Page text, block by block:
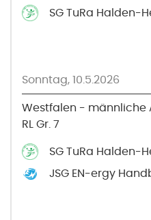
SG TuRa Halden-
Sonntag, 10.5.2026
Westfalen - männliche
RL Gr. 7
SG TuRa Halden-
JSG EN-ergy